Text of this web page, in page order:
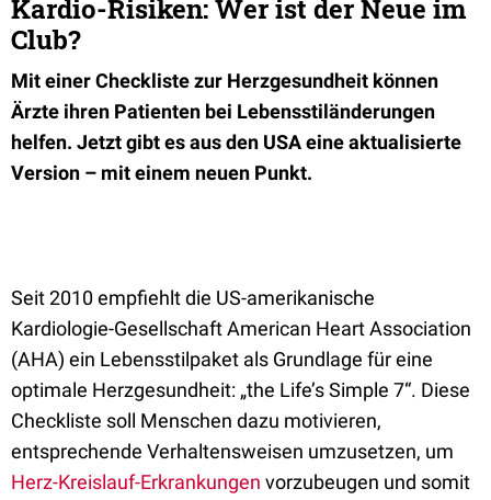
Kardio-Risiken: Wer ist der Neue im
Club?
Mit einer Checkliste zur Herzgesundheit können
Ärzte ihren Patienten bei Lebensstiländerungen
helfen. Jetzt gibt es aus den USA eine aktualisierte
Version – mit einem neuen Punkt.
Seit 2010 empfiehlt die US-amerikanische
Kardiologie-Gesellschaft American Heart Association
(AHA) ein Lebensstilpaket als Grundlage für eine
optimale Herzgesundheit: „the Life’s Simple 7“. Diese
Checkliste soll Menschen dazu motivieren,
entsprechende Verhaltensweisen umzusetzen, um
Herz-Kreislauf-Erkrankungen vorzubeugen und somit